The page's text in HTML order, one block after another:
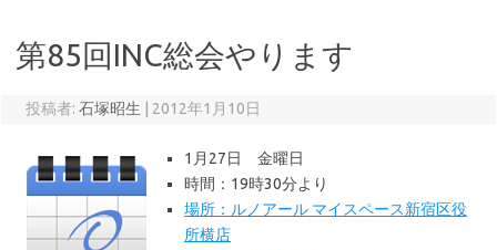
第85回INC総会やります
投稿者: 石塚昭生 2012年1月10日
1月27日 金曜日
時間：19時30分より
場所：ルノアール マイスペース新宿区役
所横店